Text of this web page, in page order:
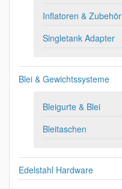
Inflatoren & Zubehör
Singletank Adapter
Blei & Gewichtssysteme
Bleigurte & Blei
Bleitaschen
Edelstahl Hardware